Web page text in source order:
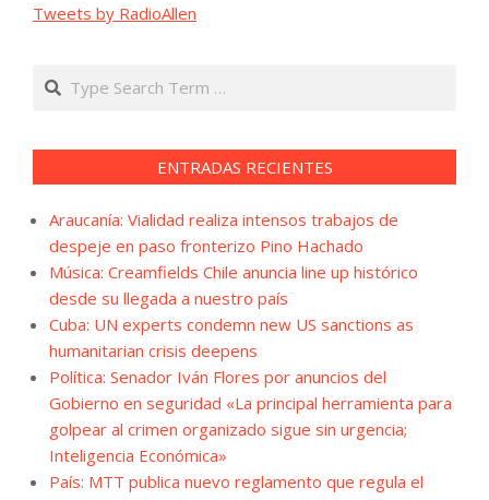
Tweets by RadioAllen
Search
ENTRADAS RECIENTES
Araucanía: Vialidad realiza intensos trabajos de
despeje en paso fronterizo Pino Hachado
Música: Creamfields Chile anuncia line up histórico
desde su llegada a nuestro país
Cuba: UN experts condemn new US sanctions as
humanitarian crisis deepens
Política: Senador Iván Flores por anuncios del
Gobierno en seguridad «La principal herramienta para
golpear al crimen organizado sigue sin urgencia;
Inteligencia Económica»
País: MTT publica nuevo reglamento que regula el